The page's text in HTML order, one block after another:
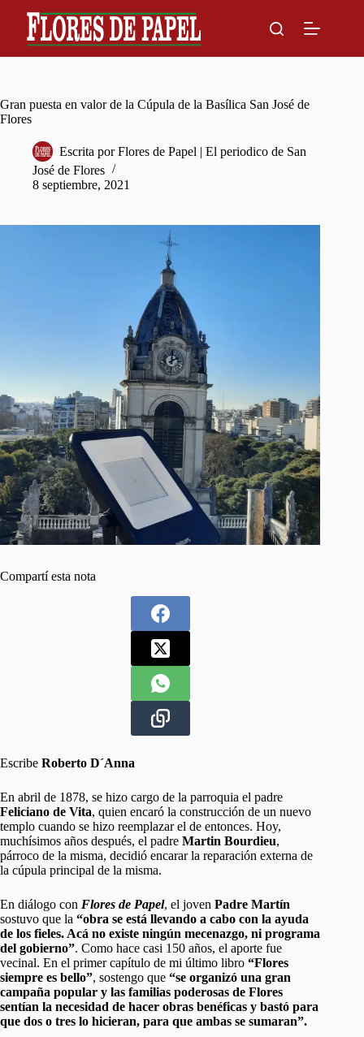
content
Gran puesta en valor de la Cúpula de la Basílica San José de
Flores
Escrita por Flores de Papel | El periodico de San
José de Flores
8 septiembre, 2021
Compartí esta nota
Escribe Roberto D´Anna
En abril de 1878, se hizo cargo de la parroquia el padre
Feliciano de Vita, quien encaró la construcción de un nuevo
templo cuando se hizo reemplazar el de entonces. Hoy,
muchísimos años después, el padre Martin Bourdieu,
párroco de la misma, decidió encarar la reparación externa de
la cúpula principal de la misma.
En diálogo con Flores de Papel, el joven Padre Martín
sostuvo que la “obra se está llevando a cabo con la ayuda
de los fieles. Acá no existe ningún mecenazgo, ni programa
del gobierno”. Como hace casi 150 años, el aporte fue
vecinal. En el primer capítulo de mi último libro “Flores
siempre es bello”, sostengo que “se organizó una gran
campaña popular y las familias poderosas de Flores
sentían la necesidad de hacer obras benéficas y bastó para
que dos o tres lo hicieran, para que ambas se sumaran”.